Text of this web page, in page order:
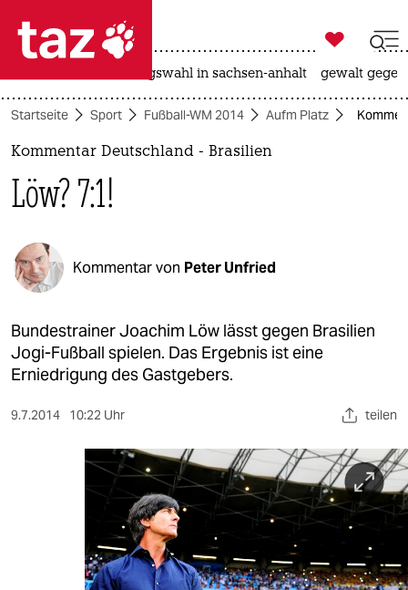
 taz zahl ich
taz zahl ich
politik
öko
gesellschaft
kultur
sport
berlin

taz zahl ich
landtagswahl in sachsen-anhalt gewalt
Startseite Sport Fußball-WM 2014 Aufm Platz
Kommentar Deutschland - Brasilien
Löw? 7:1!
Kommentar von Peter Unfried
Bundestrainer Joachim Löw lässt gegen Brasilien
Jogi-Fußball spielen. Das Ergebnis ist eine
Erniedrigung des Gastgebers.
9.7.2014 10:22 Uhr teilen